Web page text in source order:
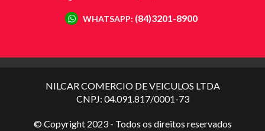
WHATSAPP: (84)3201-8900
NILCAR COMERCIO DE VEICULOS LTDA
CNPJ: 04.091.817/0001-73
© Copyright 2023 - Todos os direitos reservados